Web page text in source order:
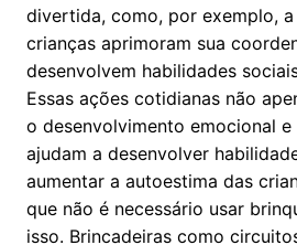
divertida, como, por exemplo, a
crianças aprimoram sua
desenvolvem habilidades
Essas ações cotidianas não
o desenvolvimento emocional
ajudam a desenvolver
aumentar a autoestima das
que não é necessário usar
isso. Brincadeiras como